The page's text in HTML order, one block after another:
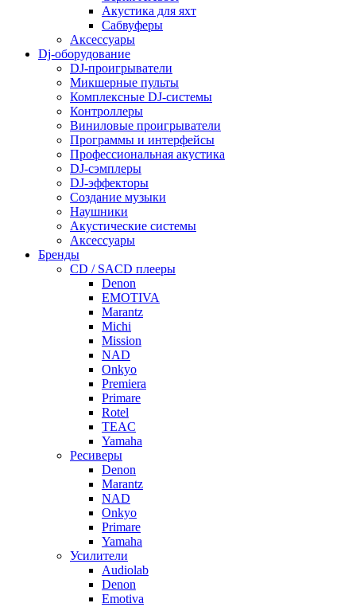
Акустика для яхт
Сабвуферы
Аксессуары
Dj-оборудование
DJ-проигрыватели
Микшерные пульты
Комплексные DJ-системы
Контроллеры
Виниловые проигрыватели
Программы и интерфейсы
Профессиональная акустика
DJ-сэмплеры
DJ-эффекторы
Создание музыки
Наушники
Акустические системы
Аксессуары
Бренды
CD / SACD плееры
Denon
EMOTIVA
Marantz
Michi
Mission
NAD
Onkyo
Premiera
Primare
Rotel
TEAC
Yamaha
Ресиверы
Denon
Marantz
NAD
Onkyo
Primare
Yamaha
Усилители
Audiolab
Denon
Emotiva